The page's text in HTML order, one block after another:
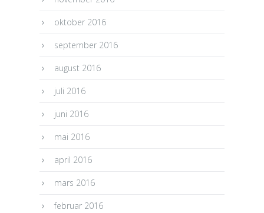
oktober 2016
september 2016
august 2016
juli 2016
juni 2016
mai 2016
april 2016
mars 2016
februar 2016